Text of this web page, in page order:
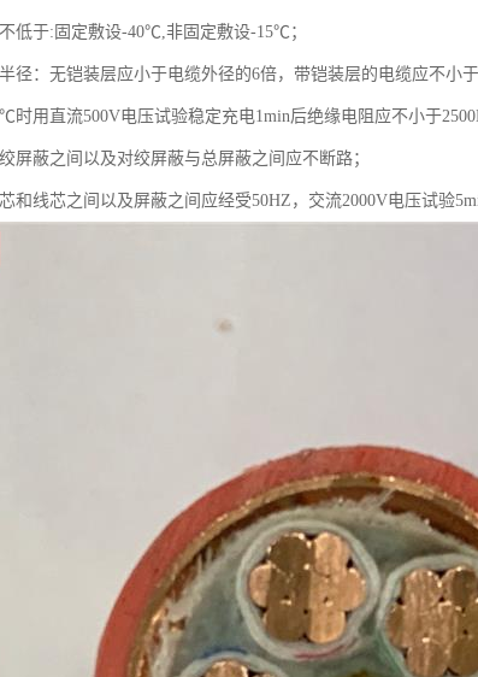
低于:固定敷设-40℃,非固定敷设-15℃；
径：无铠装层应小于电缆外径的6倍，带铠装层的电缆应不小于
时用直流500V电压试验稳定充电1min后绝缘电阻应不小于
屏蔽之间以及对绞屏蔽与总屏蔽之间应不断路；
和线芯之间以及屏蔽之间应经受50HZ，交流2000V电压试验